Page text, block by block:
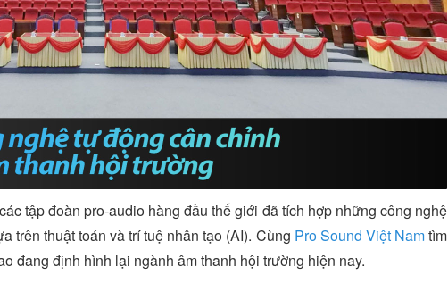
tập đoàn pro-audio hàng đầu thế giới đã tích hợp những công nghệ
trên thuật toán và trí tuệ nhân tạo (AI). Cùng Pro Sound Việt Namtìm
đang định hình lại ngành âm thanh hội trường hiện nay.